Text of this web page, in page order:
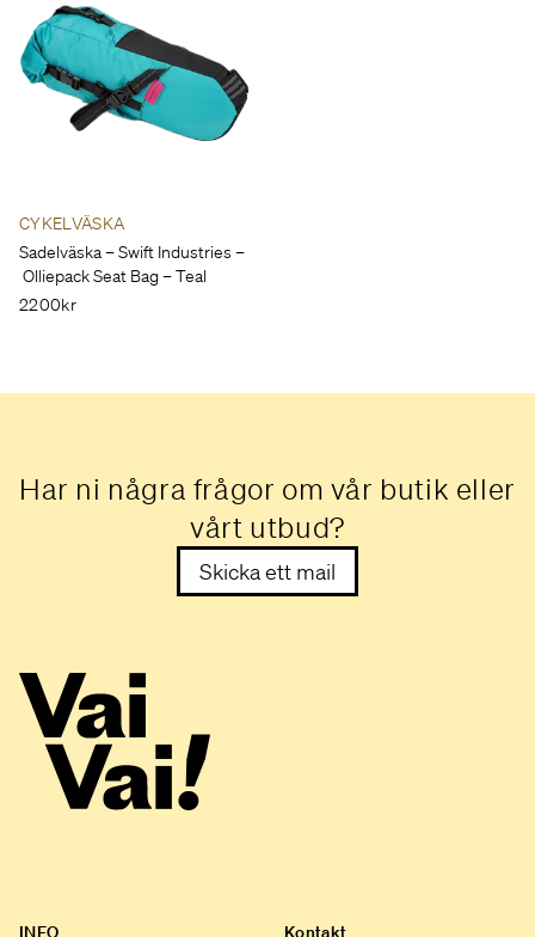
CYKELVÄSKA
Sadelväska – Swift Industries –
Olliepack Seat Bag – Teal
2200kr
Har ni några frågor om vår butik eller
vårt utbud?
Skicka ett mail
INFO Kontakt